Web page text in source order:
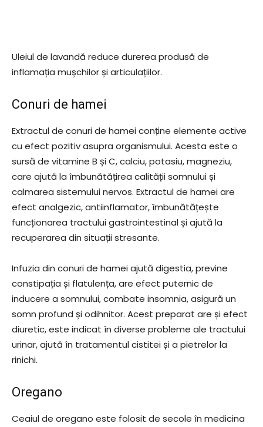
Uleiul de lavandă reduce durerea produsă de
inflamația mușchilor și articulațiilor.
Conuri de hamei
Extractul de conuri de hamei conține elemente active
cu efect pozitiv asupra organismului. Acesta este o
sursă de vitamine B și C, calciu, potasiu, magneziu,
care ajută la îmbunătățirea calității somnului și
calmarea sistemului nervos. Extractul de hamei are
efect analgezic, antiinflamator, îmbunătățește
funcționarea tractului gastrointestinal și ajută la
recuperarea din situații stresante.
Infuzia din conuri de hamei ajută digestia, previne
constipația și flatulența, are efect puternic de
inducere a somnului, combate insomnia, asigură un
somn profund și odihnitor. Acest preparat are și efect
diuretic, este indicat în diverse probleme ale tractului
urinar, ajută în tratamentul cistitei și a pietrelor la
rinichi.
Oregano
Ceaiul de oregano este folosit de secole în medicina